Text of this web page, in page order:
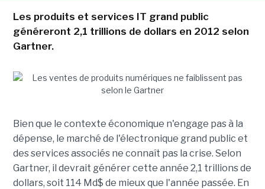
Les produits et services IT grand public
généreront 2,1 trillions de dollars en 2012 selon
Gartner.
Bien que le contexte économique n'engage pas à la
dépense, le marché de l'électronique grand public et
des services associés ne connaît pas la crise. Selon
Gartner, il devrait générer cette année 2,1 trillions de
dollars, soit 114 Md$ de mieux que l'année passée. En